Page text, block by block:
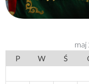
maj
P
W Ś